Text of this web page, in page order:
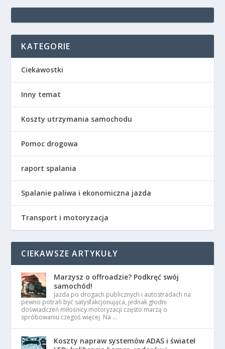
KATEGORIE
Ciekawostki
Inny temat
Koszty utrzymania samochodu
Pomoc drogowa
raport spalania
Spalanie paliwa i ekonomiczna jazda
Transport i motoryzacja
CIEKAWSZE ARTYKUŁY
Marzysz o offroadzie? Podkręć swój
samochód!
Jazda po drogach publicznych i autostradach na
pewno potrafi być satysfakcjonująca, jednak głodni
doświadczeń miłośnicy motoryzacji często marzą o
spróbowaniu czegoś więcej. Na …
Koszty napraw systemów ADAS i świateł